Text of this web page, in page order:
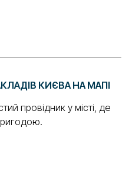
КИЄВА НА МАПІ
провідник у місті, де